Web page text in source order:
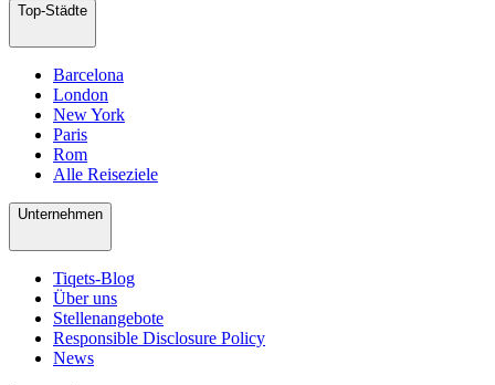
Top-Städte
Barcelona
London
New York
Paris
Rom
Alle Reiseziele
Unternehmen
Tiqets-Blog
Über uns
Stellenangebote
Responsible Disclosure Policy
News